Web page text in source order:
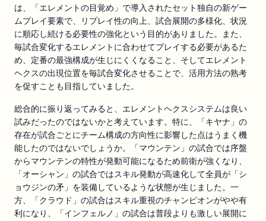
は、「エレメントの目覚め」で導入されたセット独自の新ゲー
ムプレイ要素で、リプレイ性の向上、試合展開の多様化、状況
に順応し続ける必要性の強化という目的がありました。また、
毎試合変化するエレメントに合わせてプレイする必要があるた
め、定番の最強構成が生じにくくなること、そしてエレメント
ヘクスの出現位置を毎試合変化させることで、活用方法の熟考
を促すことも目指していました。
総合的に振り返ってみると、エレメントヘクスシステムは良い
試みだったのではないかと考えています。特に、「キヤナ」の
存在が試合ごとにチーム構成の方向性に影響した点はうまく機
能したのではないでしょうか。「マウンテン」の試合では序盤
からマウンテンの特性が発動可能になるため前衛が強くなり、
「オーシャン」の試合ではスキル発動が高速化して全員が「シ
ョウジンの矛」を装備しているような状態が生じました。一
方、「クラウド」の試合はスキル重視のチャンピオンがやや有
利になり、「インフェルノ」の試合は普段よりも激しい展開に